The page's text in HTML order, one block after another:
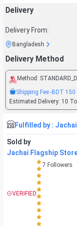
Delivery
Delivery From:
Bangladesh
Delivery Method
Method:
Shipping Fee:-BDT 150
Estimated Delivery: 10
Fulfilled by : Jachai
Sold by
Jachai Flagship
VERIFIED
7 Followers